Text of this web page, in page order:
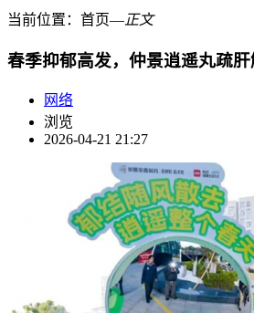
当前位置： 首页―正文
春季抑郁高发，仲景逍遥丸疏肝
网络
浏览
2026-04-21 21:27